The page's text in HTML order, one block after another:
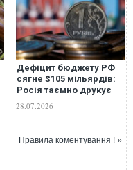
Дефіцит бюджету РФ
сягне $105 мільярдів:
Росія таємно друкує
фінансувати війну, -
28.07.2026
Правила коментування ! »